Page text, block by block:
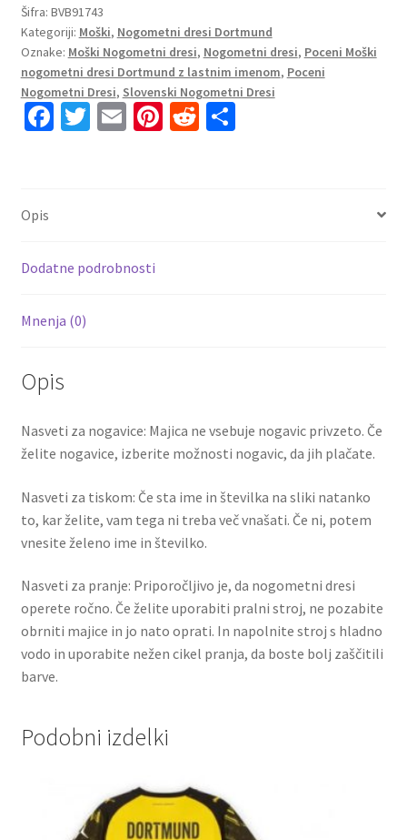
Dortmund
Domači
2023
Kratek
Rokav
+
22
Šifra: BVB91743
Kategoriji: Moški, Nogometni dresi Dortmund
Oznake: Moški Nogometni dresi, Nogometni dresi, Poceni Moški
nogometni dresi Dortmund z lastnim imenom, Poceni
Nogometni Dresi, Slovenski Nogometni Dresi
Fa
k
T E Pi R S
Opis
Dodatne podrobnosti
Mnenja (0)
Opis
Nasveti za nogavice: Majica ne vsebuje nogavic privzeto. Če
želite nogavice, izberite možnosti nogavic, da jih plačate.
Nasveti za tiskom: Če sta ime in številka na sliki natanko
to, kar želite, vam tega ni treba več vnašati. Če ni, potem
vnesite želeno ime in številko.
Nasveti za pranje: Priporočljivo je, da nogometni dresi
operete ročno. Če želite uporabiti pralni stroj, ne pozabite
obrniti majice in jo nato oprati. In napolnite stroj s hladno
vodo in uporabite nežen cikel pranja, da boste bolj zaščitili
barve.
Podobni izdelki